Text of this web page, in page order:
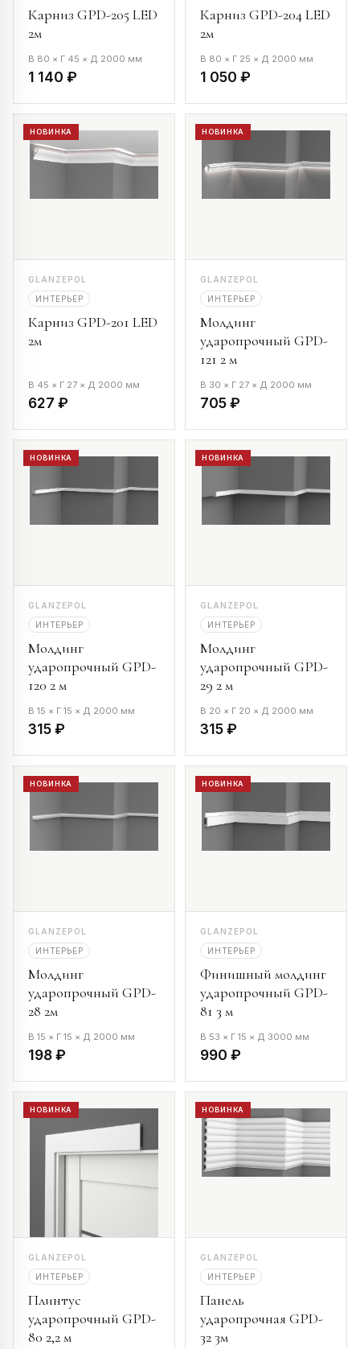
Карниз GPD-205 LED
2м
В 80 × Г 45 × Д 2000 мм
1 140 ₽
Карниз GPD-204 LED
2м
В 80 × Г 25 × Д 2000 мм
1 050 ₽
НОВИНКА
GLANZEPOL
ИНТЕРЬЕР
Карниз GPD-201 LED
2м
В 45 × Г 27 × Д 2000 мм
627 ₽
НОВИНКА
GLANZEPOL
ИНТЕРЬЕР
Молдинг
ударопрочный GPD-
121 2 м
В 30 × Г 27 × Д 2000 мм
705 ₽
НОВИНКА
GLANZEPOL
ИНТЕРЬЕР
Молдинг
ударопрочный GPD-
120 2 м
В 15 × Г 15 × Д 2000 мм
315 ₽
НОВИНКА
GLANZEPOL
ИНТЕРЬЕР
Молдинг
ударопрочный GPD-
29 2 м
В 20 × Г 20 × Д 2000 мм
315 ₽
НОВИНКА
GLANZEPOL
ИНТЕРЬЕР
Молдинг
ударопрочный GPD-
28 2м
В 15 × Г 15 × Д 2000 мм
198 ₽
НОВИНКА
GLANZEPOL
ИНТЕРЬЕР
Финишный молдинг
ударопрочный GPD-
81 3 м
В 53 × Г 15 × Д 3000 мм
990 ₽
НОВИНКА
GLANZEPOL
ИНТЕРЬЕР
Плинтус
ударопрочный GPD-
80 2,2 м
НОВИНКА
GLANZEPOL
ИНТЕРЬЕР
Панель
ударопрочная GPD-
32 3м